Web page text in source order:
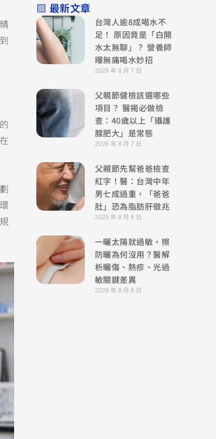
▧ 最新文章
台灣人逾8成喝水不
足！ 原因竟是「白開
水太無聊」？ 營養師
曝無痛喝水妙招
2026 年 8 月 7 日
父親節健檢該選哪些
項目？ 醫揭必做檢
查：40歲以上「攝護
腺肥大」是常態
2026 年 8 月 7 日
父親節先幫爸爸檢查
紅字！醫：台灣中年
男七成過重，「爸爸
肚」恐為脂肪肝徵兆
2026 年 8 月 6 日
一曬太陽就過敏，擦
防曬為何沒用？醫解
析曬傷、熱疹、光過
敏關鍵差異
2026 年 8 月 6 日